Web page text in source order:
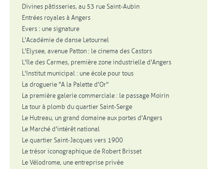
Divines pâtisseries, au 53 rue Saint-Aubin
Entrées royales à Angers
Evers : une signature
L'Académie de danse Letournel
L'Elysee, avenue Patton : le cinema des Castors
L'île des Carmes, première zone industrielle d'Angers
L'Institut municipal : une école pour tous
La droguerie "A la Palette d'Or"
La première galerie commerciale : le passage Moirin
La tour à plomb du quartier Saint-Serge
Le Hutreau, un grand domaine aux portes d'Angers
Le Marché d'intérêt national
Le quartier Saint-Jacques vers 1900
Le trésor iconographique de Robert Brisset
Le Vélodrome, une entreprise privée